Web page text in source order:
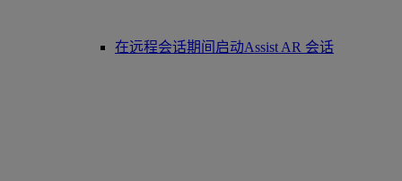
在远程会话期间启动Assist AR 会话